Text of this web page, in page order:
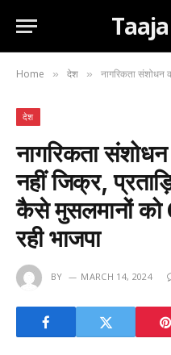
Home » देश » नागरिकता संशोधन कानून (NRC)
देश
नागरिकता
नहीं जिक्र,
कैसे मुसलमानों को
रही भाजपा
BY MARCH 14, 2024